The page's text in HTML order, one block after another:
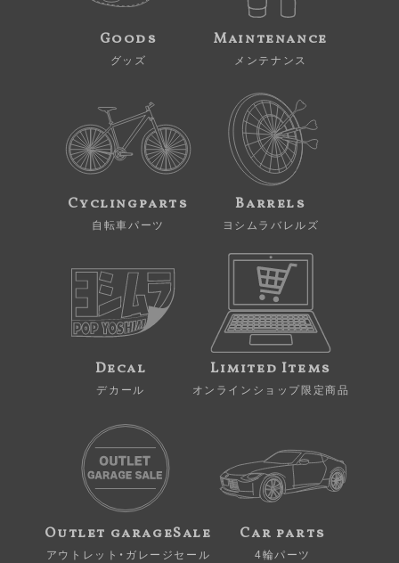
Goods
グッズ
Maintenance
メンテナンス
Cyclingparts
自転車パーツ
Barrels
ヨシムラバレルズ
Decal
デカール
Limited Items
オンラインショップ限定商品
Outlet garageSale
アウトレット・ガレージセール
Car parts
4輪パーツ